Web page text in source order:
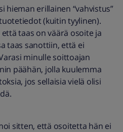
hieman erillainen “vahvistus”
(kuitin tyylinen).
taas on väärä osoite ja
taas sanottiin, että ei
minulle soittoajan
päähän, jolla kuulemma
jos sellaisia vielä olisi
sitten, että osoitetta hän ei